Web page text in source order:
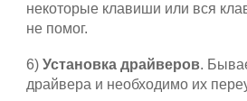
некоторые клавиши или вся
не помог.
6)Установка драйверов.
драйвера и необходимо их